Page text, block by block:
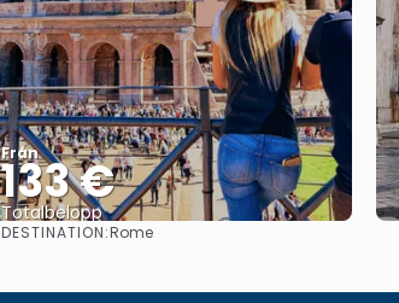
Från
133 €
Totalbelopp
DESTINATION:Rome